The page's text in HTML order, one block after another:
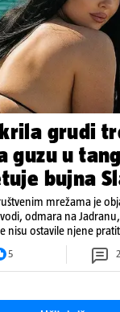
grudi
guzu u
bujna
mrežama je
odmara na
nisu ostavile njene
5